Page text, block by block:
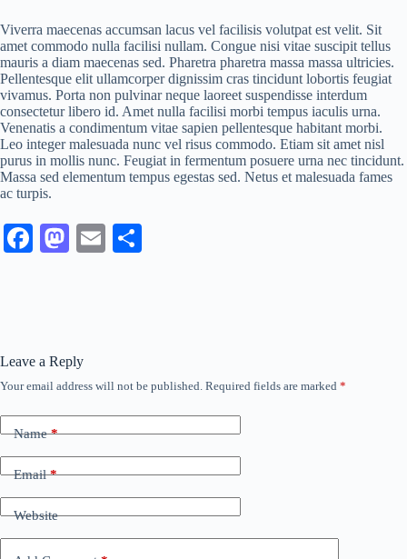
Viverra maecenas accumsan lacus vel facilisis volutpat est velit. Sit
amet commodo nulla facilisi nullam. Congue nisi vitae suscipit tellus
mauris a diam maecenas sed. Pharetra pharetra massa massa ultricies.
Pellentesque elit ullamcorper dignissim cras tincidunt lobortis feugiat
vivamus. Porta non pulvinar neque laoreet suspendisse interdum
consectetur libero id. Amet nulla facilisi morbi tempus iaculis urna.
Venenatis a condimentum vitae sapien pellentesque habitant morbi.
Leo integer malesuada nunc vel risus commodo. Etiam sit amet nisl
purus in mollis nunc. Feugiat in fermentum posuere urna nec tincidunt.
Massa sed elementum tempus egestas sed. Netus et malesuada fames
ac turpis.
Fa M
n
E
Leave a Reply
Your email address will not be published. Required fields are marked *
Name*
Email*
Website